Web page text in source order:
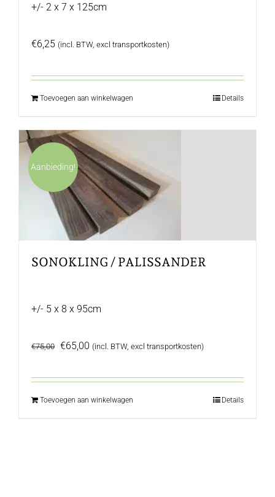
+/- 2 x 7 x 125cm
€6,25 (incl. BTW, excl transportkosten)
Toevoegen aan winkelwagen Details
Aanbieding!
SONOKLING / PALISSANDER
+/- 5 x 8 x 95cm
€75,00 Oorspronkelijke
€65,00 Huidige
(incl. BTW, excl transportkosten)
Toevoegen aan winkelwagen Details